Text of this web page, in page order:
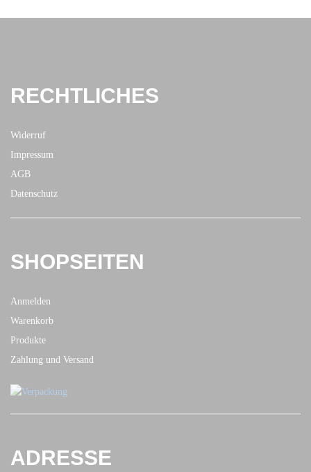
RECHTLICHES
Widerruf
Impressum
AGB
Datenschutz
SHOPSEITEN
Anmelden
Warenkorb
Produkte
Zahlung und Versand
ADRESSE